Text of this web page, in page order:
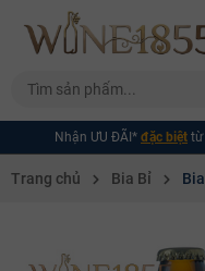
Nhận ƯU ĐÃI* đặc biệt từ
Trang chủ Bia Bỉ